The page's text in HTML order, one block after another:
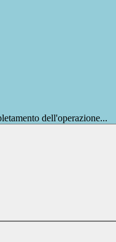
dell'operazione...